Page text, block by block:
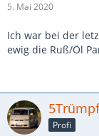
5. Mai 2020
Ich war bei der
ewig die Ruß/Öl
Profi